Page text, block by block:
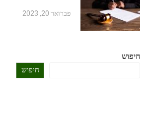
פברואר 20, 2023
חיפוש
חיפוש